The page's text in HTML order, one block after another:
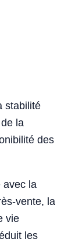
stabilité
la
des
avec la
vente, la
vie
les